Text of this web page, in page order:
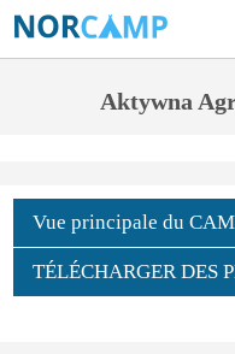
Aktywna
Vue principale du
TÉLÉCHARGER DES